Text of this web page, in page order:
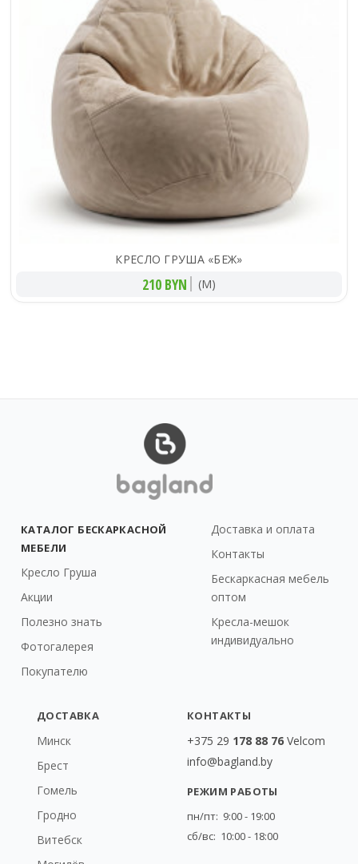
КРЕСЛО ГРУША «БЕЖ»
210 BYN (M)
КАТАЛОГ БЕСКАРКАСНОЙ
МЕБЕЛИ
Кресло Груша
Акции
Полезно знать
Фотогалерея
Покупателю
Доставка и оплата
Контакты
Бескаркасная мебель
оптом
Кресла-мешок
индивидуально
ДОСТАВКА
Минск
Брест
Гомель
Гродно
Витебск
КОНТАКТЫ
+375 29 178 88 76 Velcom
info@bagland.by
РЕЖИМ РАБОТЫ
пн/пт: 9:00 - 19:00
сб/вс: 10:00 - 18:00